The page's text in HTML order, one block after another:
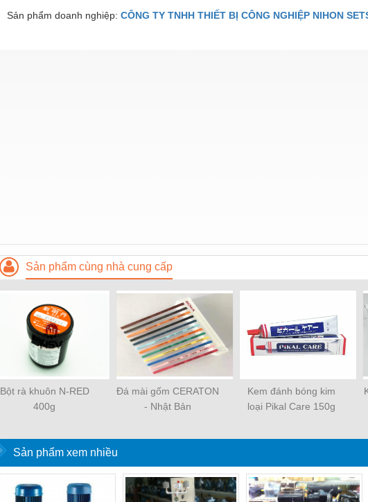
Sản phẩm doanh nghiệp: CÔNG TY TNHH THIẾT BỊ CÔNG NGHIỆP NIHON
Sản phẩm cùng nhà cung cấp
Bột rà khuôn N-RED
400g
Đá mài gốm CERATON
- Nhật Bản
Kem đánh bóng kim
loại Pikal Care 150g
Sản phẩm xem nhiều